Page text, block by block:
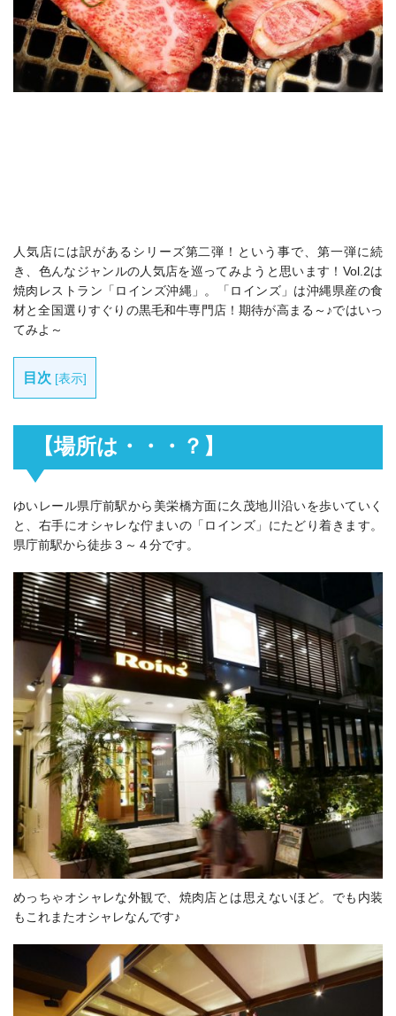
人気店には訳があるシリーズ第二弾！という事で、第一弾に続
き、色んなジャンルの人気店を巡ってみようと思います！Vol.2は
焼肉レストラン「ロインズ沖縄」。「ロインズ」は沖縄県産の食
材と全国選りすぐりの黒毛和牛専門店！期待が高まる～♪ではいっ
てみよ～
目次 [表示]
【場所は・・・？】
ゆいレール県庁前駅から美栄橋方面に久茂地川沿いを歩いていく
と、右手にオシャレな佇まいの「ロインズ」にたどり着きます。
県庁前駅から徒歩３～４分です。
めっちゃオシャレな外観で、焼肉店とは思えないほど。でも内装
もこれまたオシャレなんです♪